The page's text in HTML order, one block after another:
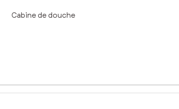
Cabine de douche